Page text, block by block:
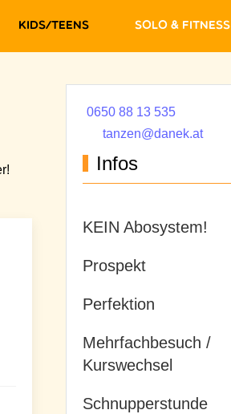
Kids/Teens Solo & Fitness
0650 88 13 535
tanzen@danek.at
Infos
KEIN Abosystem!
Prospekt
Perfektion
Mehrfachbesuch /
Kurswechsel
Schnupperstunde